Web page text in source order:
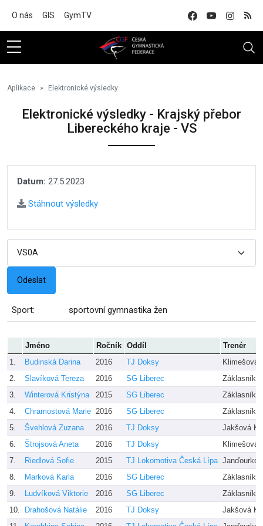
O nás GIS GymTV
Aplikace Elektronické výsledky
Elektronické výsledky - Krajský přebor
Libereckého kraje - VS
Datum: 27.5.2023
Stáhnout výsledky
Sport: sportovní gymnastika žen
Jméno Ročník Oddíl
Trenér
1.
Budinská Darina 2016 TJ Doksy
Klimešová
2.
Slavíková Tereza 2016 SG Liberec
3.
Winterová Kristýna 2015 SG Liberec
4.
Chramostová Marie 2016 SG Liberec
5.
Švehlová Zuzana 2016 TJ Doksy
Jakšová
6.
Štrojsová Aneta 2016 TJ Doksy
Klimešová
7.
Riedlová Sofie 2015 TJ Lokomotiva Česká Lípa
8.
Marková Karla 2016 SG Liberec
9.
Ludvíková Viktorie 2016 SG Liberec
10.
Drahošová Natálie 2016 TJ Doksy
Jakšová